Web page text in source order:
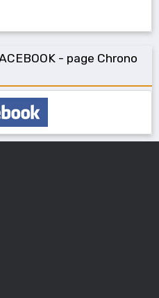
- page Chrono